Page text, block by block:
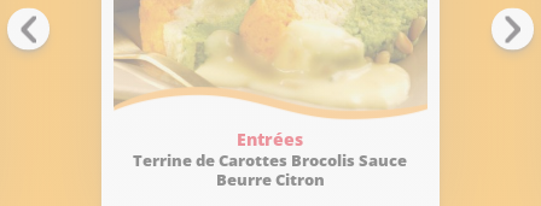
Entrées
Terrine de Carottes Brocolis Sauce
Beurre Citron